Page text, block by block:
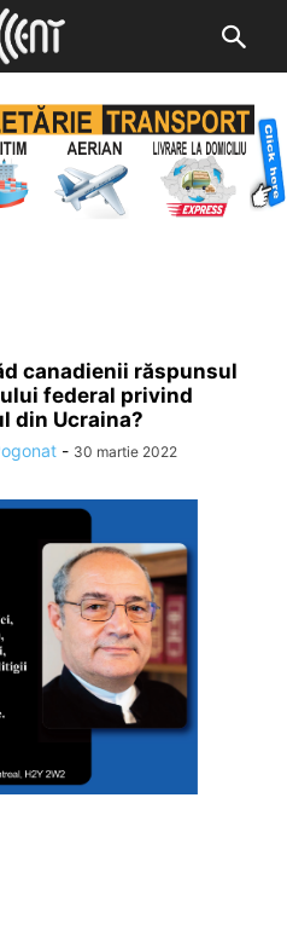
canadienii răspunsul
federal privind
din Ucraina?
- 30 martie 2022